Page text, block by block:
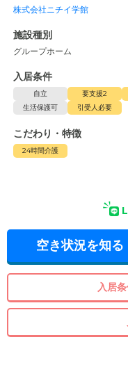
株式会社ニチイ学館
施設種別
グループホーム
入居条件
自立 要支援2
生活保護可
引受人必要
こだわり・特徴
24時間介護
空き状況を知る
入居